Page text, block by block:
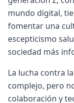
mundo digital,
fomentar una
escepticismo
sociedad más
La lucha contra
complejo, pero
colaboración y